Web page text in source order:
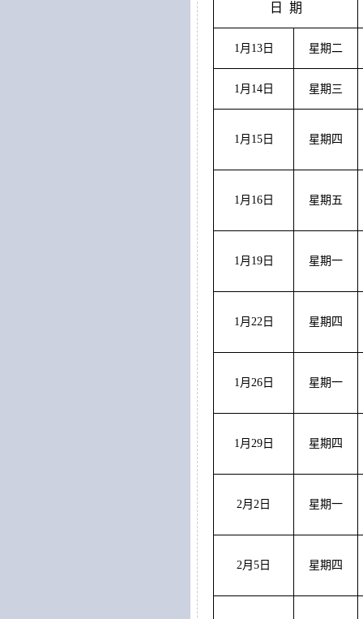
日 期
1月13日 星期二
1月14日 星期三
1月15日 星期四
1月16日 星期五
1月19日 星期一
1月22日 星期四
1月26日 星期一
1月29日 星期四
2月2日 星期一
2月5日 星期四